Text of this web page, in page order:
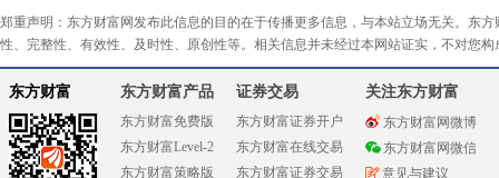
郑重声明：东方财富网发布此信息的目的在于传播更多信息，与本站立场无关。东
性、完整性、有效性、及时性、原创性等。相关信息并未经过本网站证实，不对您
东方财富 东方财富产品
东方财富免费版
东方财富Level-2
东方财富策略版
证券交易
东方财富证券开户
东方财富在线交易
东方财富证券交易
关注东方财富
东方财富网微博
东方财富网微信
意见与建议